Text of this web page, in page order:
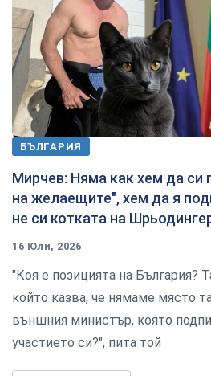
БЪЛГАРИЯ
Мирчев: Няма как хем да си
на желаещите", хем да я
не си котката на
16 Юли, 2026
"Коя е позицията на България?
който казва, че нямаме място
външния министър, която
участието си?", пита той